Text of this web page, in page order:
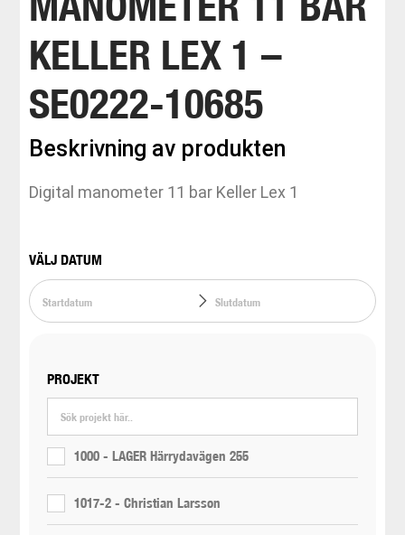
KELLER LEX 1 –
SE0222-10685
Beskrivning av produkten
Digital manometer 11 bar Keller Lex 1
VÄLJ DATUM
PROJEKT
1000 - LAGER Härrydavägen 255
1017-2 - Christian Larsson